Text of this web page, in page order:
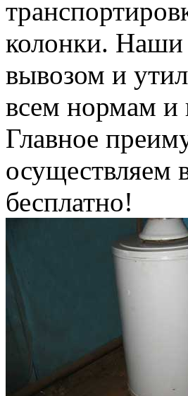
колонки. Наши
вывозом и
всем нормам и
Главное
осуществляем
бесплатно!